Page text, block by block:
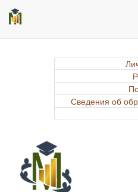
Сведения об